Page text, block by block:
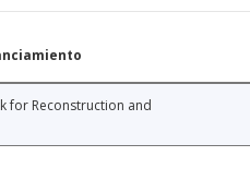
for Reconstruction and